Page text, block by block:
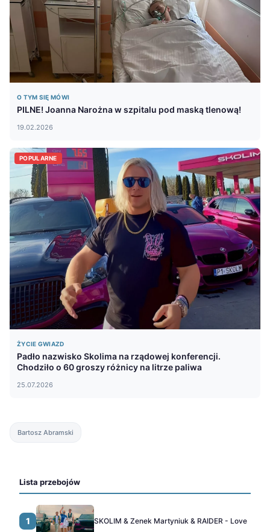
O TYM SIĘ MÓWI
PILNE! Joanna Narożna w szpitalu pod maską tlenową!
19.02.2026
POPULARNE
ŻYCIE GWIAZD
Padło nazwisko Skolima na rządowej konferencji.
Chodziło o 60 groszy różnicy na litrze paliwa
25.07.2026
Bartosz Abramski
Lista przebojów
1 SKOLIM & Zenek Martyniuk & RAIDER - Love